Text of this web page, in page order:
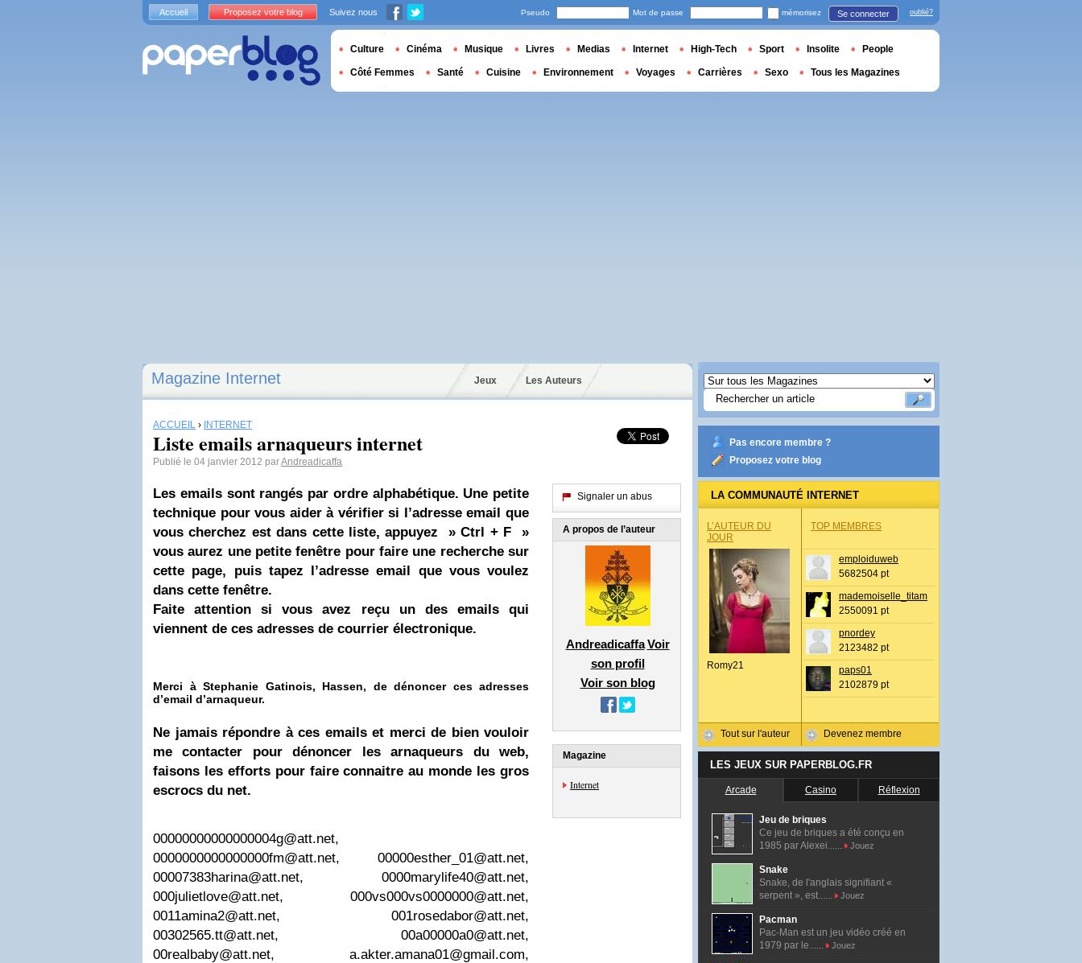
Magazine Internet Jeux Les Auteurs
ACCUEIL › INTERNET
Liste emails arnaqueurs internet
Publié le 04 janvier 2012 parAndreadicaffa
Les emails sont rangés par ordre alphabétique. Une petite
technique pour vous aider à vérifier si l’adresse email que
vous cherchez est dans cette liste, appuyez » Ctrl + F »
vous aurez une petite fenêtre pour faire une recherche sur
cette page, puis tapez l’adresse email que vous voulez
dans cette fenêtre.
Faite attention si vous avez reçu un des emails qui
viennent de ces adresses de courrier électronique.
Merci à Stephanie Gatinois, Hassen, de dénoncer ces adresses
d’email d’arnaqueur.
Ne jamais répondre à ces emails et merci de bien vouloir
me contacter pour dénoncer les arnaqueurs du web,
faisons les efforts pour faire connaitre au monde les gros
escrocs du net.
00000000000000004g@att.net,
0000000000000000fm@att.net, 00000esther_01@att.net,
00007383harina@att.net, 0000marylife40@att.net,
000julietlove@att.net, 000vs000vs0000000@att.net,
0011amina2@att.net, 001rosedabor@att.net,
00302565.tt@att.net, 00a00000a0@att.net,
00realbaby@att.net, a.akter.amana01@gmail.com,
Signaler un abus
A propos de l’auteur
Andreadicaffa Voir
son profil
Voir son blog
Magazine
Internet
Pas encore membre ?
Proposez votre blog
LA COMMUNAUTÉ INTERNET
L’AUTEUR DU
JOUR
Romy21
Tout sur l'auteur
TOP MEMBRES
emploiduweb
5682504 pt
mademoiselle_titam
2550091 pt
pnordey
2123482 pt
paps01
2102879 pt
Devenez membre
LES JEUX SUR PAPERBLOG.FR
Arcade Casino Réflexion
Jeu de briques
Ce jeu de briques a été conçu en
1985 par Alexei......
Jouez
Snake
Snake, de l'anglais signifiant «
serpent », est......
Jouez
Pacman
Pac-Man est un jeu vidéo créé en
1979 par le......
Jouez
Accueil Proposez votre blog Suivez nous Pseudo Mot de passe mémorisez Se connecter oublié?
Culture Cinéma Musique Livres Medias Internet High-Tech Sport Insolite People
Côté Femmes Santé Cuisine Environnement Voyages Carrières Sexo Tous les Magazines